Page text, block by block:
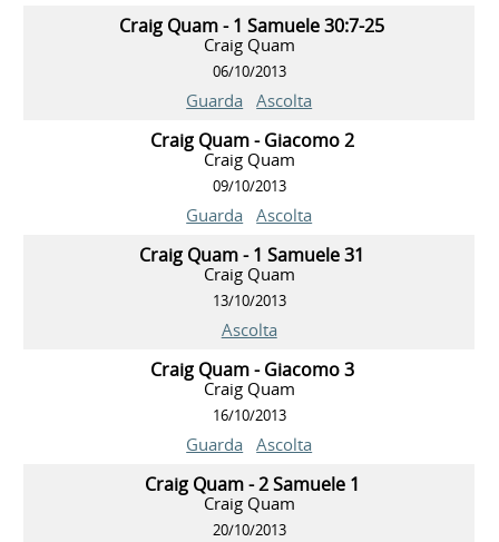
Craig Quam - 1 Samuele 30:7-25
Craig Quam
06/10/2013
Guarda Ascolta
Craig Quam - Giacomo 2
Craig Quam
09/10/2013
Guarda Ascolta
Craig Quam - 1 Samuele 31
Craig Quam
13/10/2013
Ascolta
Craig Quam - Giacomo 3
Craig Quam
16/10/2013
Guarda Ascolta
Craig Quam - 2 Samuele 1
Craig Quam
20/10/2013